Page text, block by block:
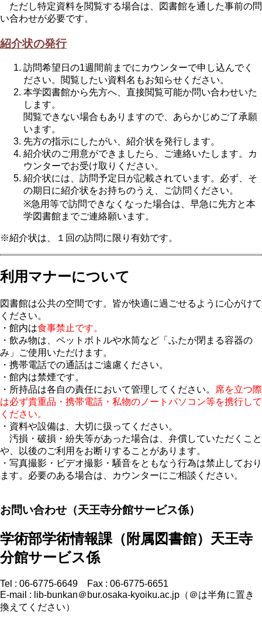
ただし特定資料を閲覧する場合は、図書館を通した事前の問
い合わせが必要です。
紹介状の発行
訪問希望日の1週間前までにカウンターで申し込んでく
ださい。閲覧したい資料名もお知らせください。
本学図書館から先方へ、直接閲覧可能か問い合わせいた
します。
閲覧できない場合もありますので、あらかじめご了承願
います。
先方の指示にしたがい、紹介状を発行します。
紹介状のご用意ができましたら、ご連絡いたします。カ
ウンターでお受け取りください。
紹介状には、訪問予定日が記載されています。必ず、そ
の期日に紹介状をお持ちのうえ、ご訪問ください。
※急用等で訪問できなくなった場合は、早急に先方と本
学図書館までご連絡願います。
※紹介状は、１回の訪問に限り有効です。
利用マナーについて
図書館は公共の空間です。皆が快適に過ごせるように心がけて
ください。
・館内は食事禁止です。
・飲み物は、ペットボトルや水筒など「ふたが閉まる容器の
み」ご使用いただけます。
・携帯電話での通話はご遠慮ください。
・館内は禁煙です。
・所持品は各自の責任において管理してください。
席を立つ際
は必ず貴重品・携帯電話・私物のノートパソコン等を携行して
ください。
・資料や設備は、大切に扱ってください。
汚損・破損・紛失等があった場合は、弁償していただくこと
や、以後のご利用をお断りすることがあります。
・写真撮影・ビデオ撮影・騒音をともなう行為は禁止しており
ます。必要のある場合は、カウンターにご相談ください。
お問い合わせ（天王寺分館サービス係）
学術部学術情報課（附属図書館）天王寺
分館サービス係
Tel : 06-6775-6649 Fax : 06-6775-6651
E-mail : lib-bunkan＠bur.osaka-kyoiku.ac.jp（＠は半角に置き
換えてください）